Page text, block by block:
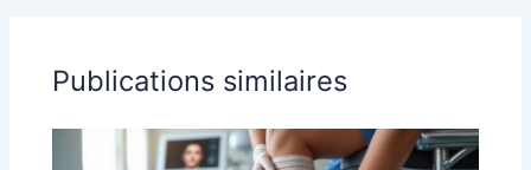
Publications similaires